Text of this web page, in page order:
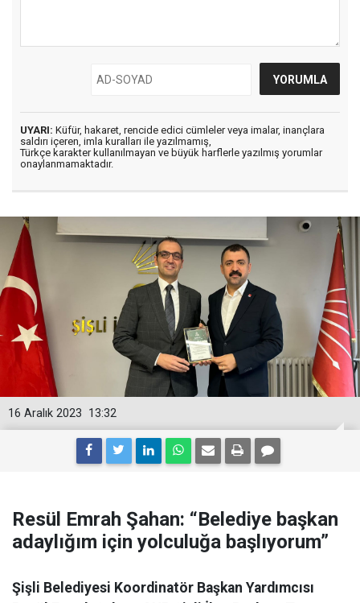
UYARI: Küfür, hakaret, rencide edici cümleler veya imalar, inançlara
saldırı içeren, imla kuralları ile yazılmamış,
Türkçe karakter kullanılmayan ve büyük harflerle yazılmış yorumlar
onaylanmamaktadır.
13:32
16 Aralık 2023
Resül Emrah Şahan: “Belediye başkan
adaylığım için yolculuğa başlıyorum”
Şişli Belediyesi Koordinatör Başkan Yardımcısı